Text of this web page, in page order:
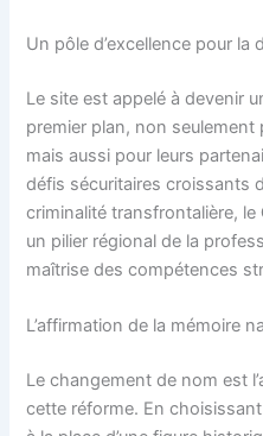
Un pôle d’excellence pour la
Le site est appelé à devenir
premier plan, non
mais aussi pour leurs
défis sécuritaires croissants
criminalité transfrontalière, le
un pilier régional de la
maîtrise des compétences
L’affirmation de la mémoire
Le changement de nom est
cette réforme. En